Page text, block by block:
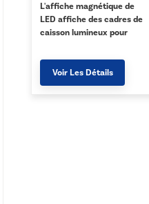
L'affiche magnétique de
LED affiche des cadres de
caisson lumineux pour
Voir Les Détails